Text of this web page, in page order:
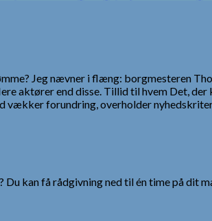
Jeg nævner i flæng: borgmesteren
aktører end disse. Tillid til hvem Det,
forundring, overholder
Du kan få rådgivning ned til én time på dit